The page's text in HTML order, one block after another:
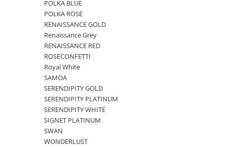
CELESTIAL PLATINUM
CORNUCOPIA
JASPER CONRAN GOLD
RENAISSANCE GOLD
ANTHEMION BLUE
BUTTERFLY BLOOM
OLD COUNTRY ROSES
SIGNET PLATINUM
POLKA BLUE
POLKA ROSE
RENAISSANCE GOLD
Renaissance Grey
RENAISSANCE RED
ROSECONFETTI
Royal White
SAMOA
SERENDIPITY GOLD
SERENDIPITY PLATINUM
SERENDIPITY WHITE
SIGNET PLATINUM
SWAN
WONDERLUST